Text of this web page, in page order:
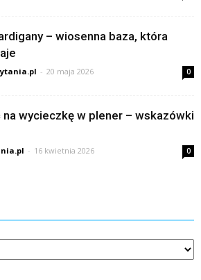
– wiosenna baza, która
- 20 maja 2026 0
wycieczkę w plener – wskazówki
- 16 kwietnia 2026 0